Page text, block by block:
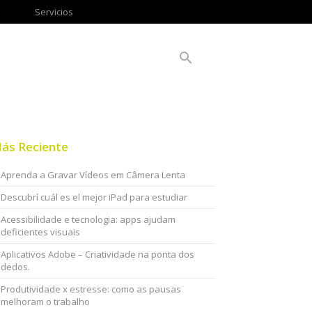
Servicios
Reciente
Aprenda a Gravar Vídeos em Câmera Lenta
Descubrí cuál es el mejor iPad para estudiar
Acessibilidade e tecnologia: apps ajudam
deficientes visuais
Aplicativos Adobe – Criatividade na ponta dos
dedos.
Produtividade x estresse: como as pausas
melhoram o trabalho